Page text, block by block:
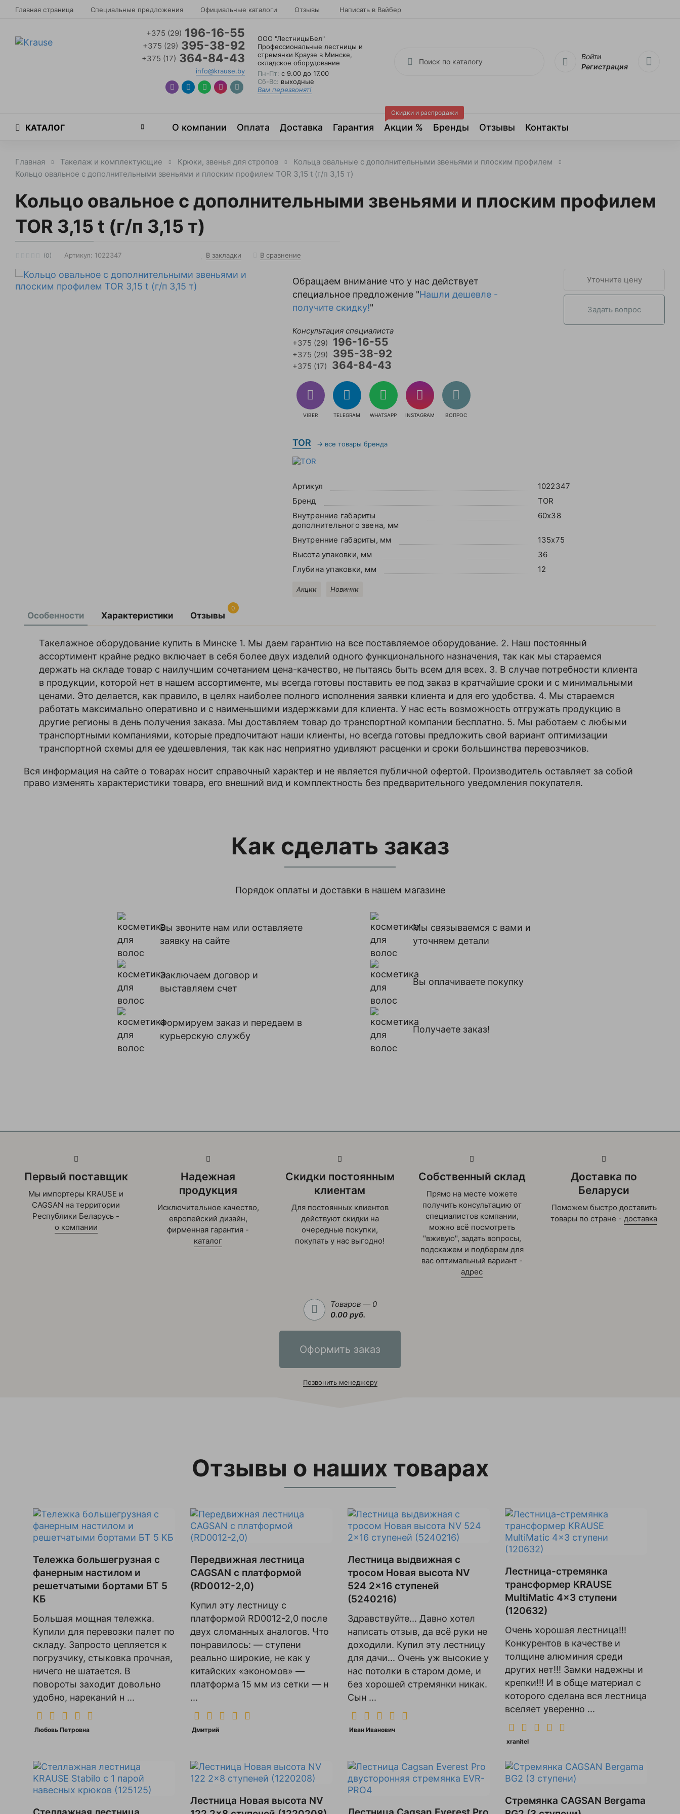
Главная страница Специальные предложения Официальные каталоги Отзывы Написать в Вайбер
+375 (29) 196-16-55
+375 (29) 395-38-92
+375 (17) 364-84-43
info@krause.by
ООО "ЛестницыБел"
Профессиональные лестницы и
стремянки Краузе в Минске,
складское оборудование
Пн-Пт: с 9.00 до 17.00
Сб-Вс: выходные
Вам перезвонят!
Войти
Регистрация
КАТАЛОГ О компании Оплата Доставка Гарантия Акции %
Скидки и распродажи
Бренды Отзывы Контакты
Главная Такелаж и комплектующие Крюки, звенья для стропов
Кольца овальные с дополнительными звеньями и плоским профилем
Кольцо овальное с дополнительными звеньями и плоским профилем TOR 3,15 t (г/п 3,15 т)
Кольцо овальное с дополнительными звеньями и плоским профилем
TOR 3,15 t (г/п 3,15 т)
(0) Артикул: 1022347 В закладки В сравнение
Обращаем внимание что у нас действует
специальное предложение "Нашли дешевле -
получите скидку!"
Консультация специалиста
+375 (29)
196-16-55
+375 (29) 395-38-92
+375 (17) 364-84-43
VIBER TELEGRAM WHATSAPP INSTAGRAM ВОПРОС
Уточните цену
Задать вопрос
TOR → все товары бренда
Артикул
1022347
Бренд
TOR
Внутренние габариты
дополнительного звена, мм
60х38
Внутренние габариты, мм
135х75
Высота упаковки, мм
36
Глубина упаковки, мм
12
Акции Новинки
Особенности Характеристики Отзывы
0
Такелажное оборудование купить в Минске 1. Мы даем гарантию на все поставляемое оборудование. 2. Наш постоянный
ассортимент крайне редко включает в себя более двух изделий одного функционального назначения, так как мы стараемся
держать на складе товар с наилучшим сочетанием цена-качество, не пытаясь быть всем для всех. 3. В случае потребности клиента
в продукции, которой нет в нашем ассортименте, мы всегда готовы поставить ее под заказ в кратчайшие сроки и с минимальными
ценами. Это делается, как правило, в целях наиболее полного исполнения заявки клиента и для его удобства. 4. Мы стараемся
работать максимально оперативно и с наименьшими издержками для клиента. У нас есть возможность отгружать продукцию в
другие регионы в день получения заказа. Мы доставляем товар до транспортной компании бесплатно. 5. Мы работаем с любыми
транспортными компаниями, которые предпочитают наши клиенты, но всегда готовы предложить свой вариант оптимизации
транспортной схемы для ее удешевления, так как нас неприятно удивляют расценки и сроки большинства перевозчиков.
Внутренние
габариты
дополнительного
звена,
60х38
Внутренние
габариты,
135х75
Высота
мм
36
Глубина
12
Оставить
отзыв
Ваша
оценка
—
Ваше
имя
конфиденциальности
Вся информация на сайте о товарах носит справочный характер и не является публичной офертой. Производитель оставляет за собой
право изменять характеристики товара, его внешний вид и комплектность без предварительного уведомления покупателя.
Как сделать заказ
Порядок оплаты и доставки в нашем магазине
Вы звоните нам или оставляете
заявку на сайте
Мы связываемся с вами и
уточняем детали
Заключаем договор и
выставляем счет
Вы оплачиваете покупку
Формируем заказ и передаем в
курьерскую службу
Получаете заказ!
Первый поставщик
Мы импортеры KRAUSE и
CAGSAN на территории
Республики Беларусь -
о компании
Надежная
продукция
Исключительное качество,
европейский дизайн,
фирменная гарантия -
каталог
Скидки постоянным
клиентам
Для постоянных клиентов
действуют скидки на
очередные покупки,
покупать у нас выгодно!
Собственный склад
Прямо на месте можете
получить консультацию от
специалистов компании,
можно всё посмотреть
"вживую", задать вопросы,
подскажем и подберем для
вас оптимальный вариант -
адрес
Доставка по
Беларуси
Поможем быстро доставить
товары по стране -доставка
Товаров — 0
0.00 руб.
Оформить заказ
Позвонить менеджеру
Отзывы о наших товарах
Тележка большегрузная с
фанерным настилом и
решетчатыми бортами БТ 5
КБ
Большая мощная тележка.
Купили для перевозки палет по
складу. Запросто цепляется к
погрузчику, стыковка прочная,
ничего не шатается. В
повороты заходит довольно
удобно, нареканий н ...
Любовь Петровна
Передвижная лестница
CAGSAN с платформой
(RD0012-2,0)
Купил эту лестницу с
платформой RD0012-2,0 после
двух сломанных аналогов. Что
понравилось: — ступени
реально широкие, не как у
китайских «экономов» —
платформа 15 мм из сетки — н
...
Дмитрий
Лестница выдвижная с
тросом Новая высота NV
524 2x16 ступеней
(5240216)
Здравствуйте... Давно хотел
написать отзыв, да всё руки не
доходили. Купил эту лестницу
для дачи... Очень уж высокие у
нас потолки в старом доме, и
без хорошей стремянки никак.
Сын ...
Иван Иванович
Лестница-стремянка
трансформер KRAUSE
MultiMatic 4x3 ступени
(120632)
Очень хорошая лестница!!!
Конкурентов в качестве и
толщине алюминия среди
других нет!!! Замки надежны и
крепки!!! И в обще материал с
которого сделана вся лестница
вселяет уверенно ...
xranitel
Лестница Новая высота NV
Стремянка CAGSAN Bergama